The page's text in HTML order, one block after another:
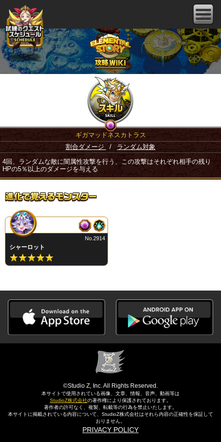
ギガマッドネスカトラス
割合ダメージ
/ ランダム対象
4回、ランダムな敵に闇属性攻撃を行う、この攻撃はそれぞれ相手の残り
HPの5％以上のダメージを与える
シャーロット
No.2914
©Studio Z, Inc. All Rights Reserved.
本サイトで使用されている画像、文章、情報、音声、動画等は
StudioZ株式会社の著作権により保護されております。
著作者の許可なく、複製、転載等の行為を禁止いたします。
本サイトに掲載されている内容について、StudioZ株式会社はそれら内容の正確性を保証して
おりません。
PRIVACY POLICY